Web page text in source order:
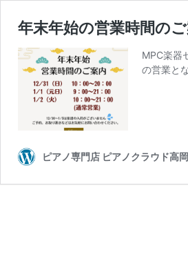
年末年始の営業時間の
MPC楽器
の営業と
ピアノ専門店 ピアノクラウド高